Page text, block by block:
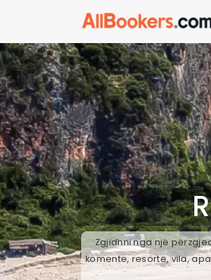
Zgjidhni nga një
komente, resorte, vila,